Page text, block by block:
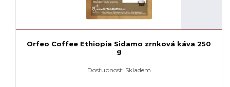
Orfeo Coffee Ethiopia Sidamo zrnková káva 250
g
Dostupnost: Skladem